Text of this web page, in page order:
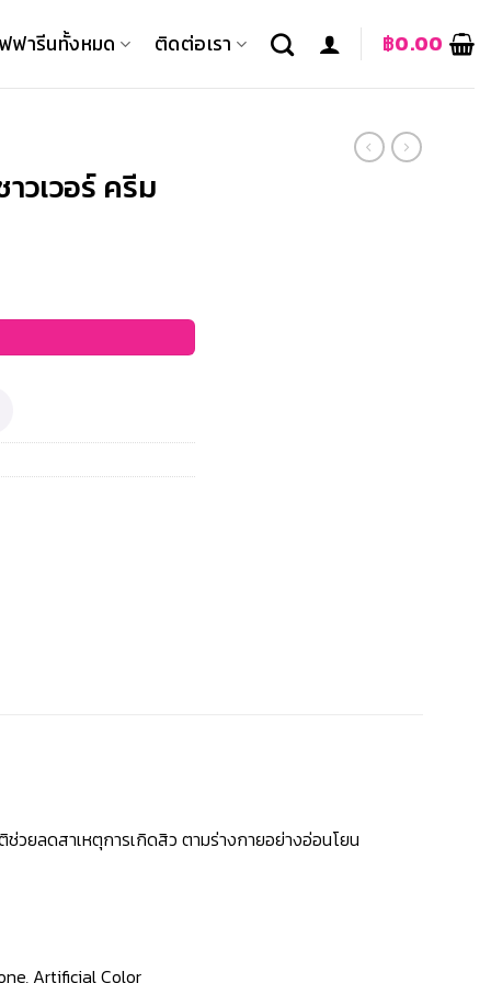
ฟารีนทั้งหมด ติดต่อเรา ฿0.00
วเวอร์ ครีม
ยลดสาเหตุการเกิดสิว ตามร่างกายอย่างอ่อนโยน
Artificial Color